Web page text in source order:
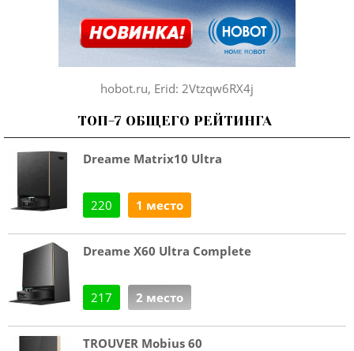
hobot.ru, Erid: 2Vtzqw6RX4j
ТОП-7 ОБЩЕГО РЕЙТИНГА
Dreame Matrix10 Ultra
220 1 место
Dreame X60 Ultra Complete
217 2 место
TROUVER Mobius 60